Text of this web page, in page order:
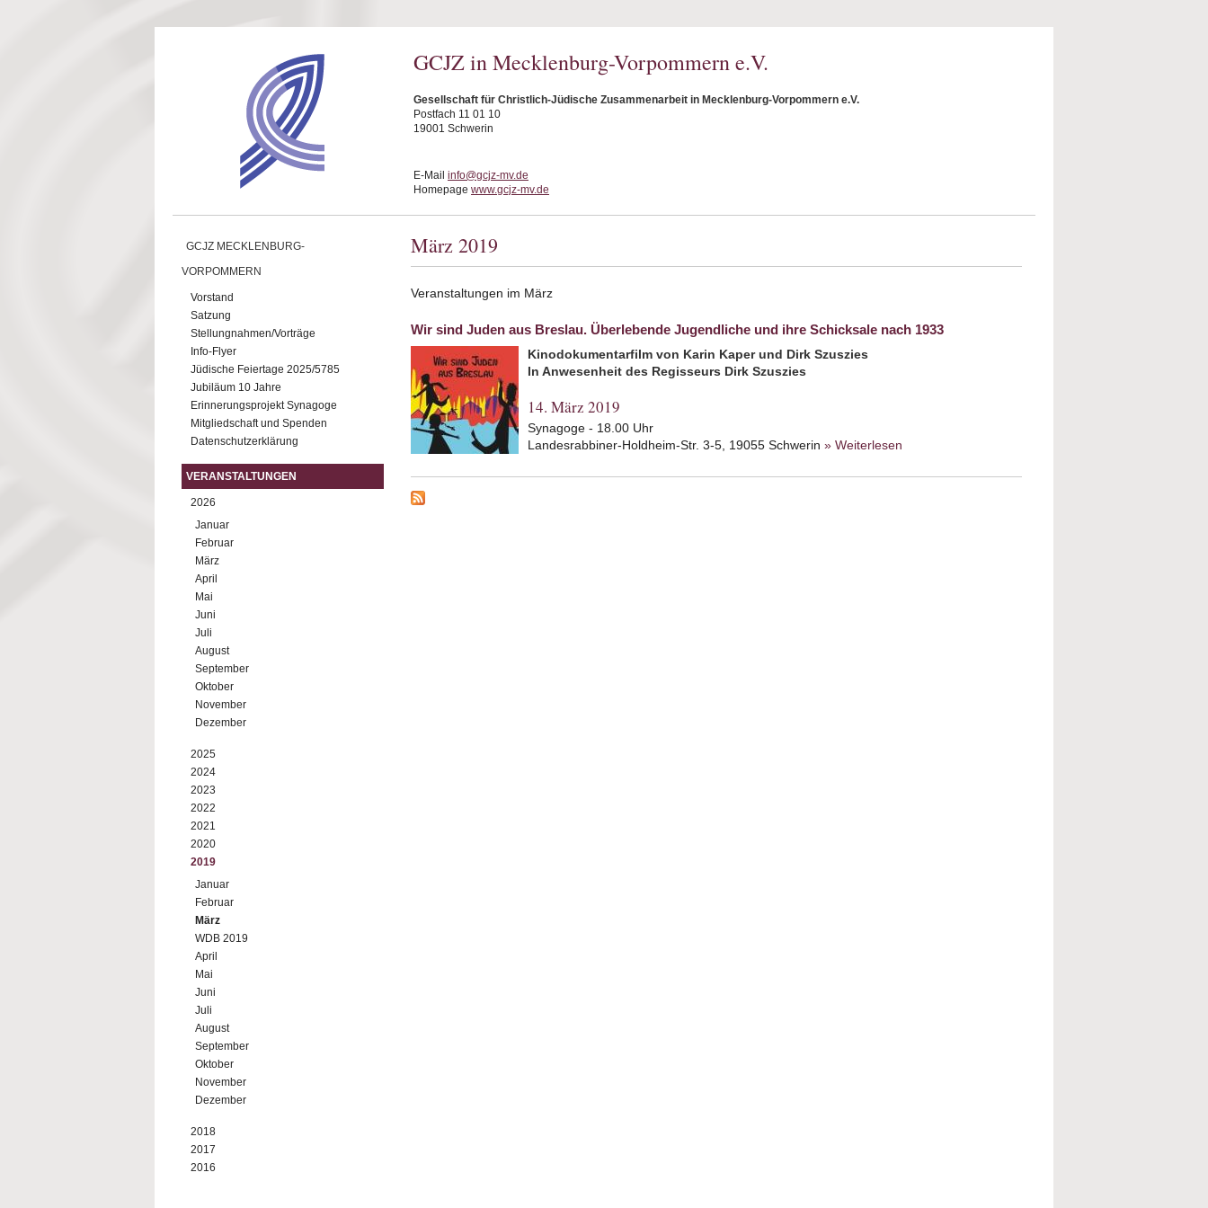
GCJZ in Mecklenburg-Vorpommern e.V.
Gesellschaft für Christlich-Jüdische Zusammenarbeit in Mecklenburg-Vorpommern e.V.
Postfach 11 01 10
19001 Schwerin
E-Mail info@gcjz-mv.de
Homepage www.gcjz-mv.de
GCJZ MECKLENBURG-
VORPOMMERN
Vorstand
Satzung
Stellungnahmen/Vorträge
Info-Flyer
Jüdische Feiertage 2025/5785
Jubiläum 10 Jahre
Erinnerungsprojekt Synagoge
Mitgliedschaft und Spenden
Datenschutzerklärung
VERANSTALTUNGEN
2026
Januar
Februar
März
April
Mai
Juni
Juli
August
September
Oktober
November
Dezember
2025
2024
2023
2022
2021
2020
2019
Januar
Februar
März
WDB 2019
April
Mai
Juni
Juli
August
September
Oktober
November
Dezember
2018
2017
2016
März 2019
Veranstaltungen im März
Wir sind Juden aus Breslau. Überlebende Jugendliche und ihre Schicksale nach 1933
Kinodokumentarfilm von Karin Kaper und Dirk Szuszies
In Anwesenheit des Regisseurs Dirk Szuszies
14. März 2019
Synagoge - 18.00 Uhr
Landesrabbiner-Holdheim-Str. 3-5, 19055 Schwerin » Weiterlesen
Jugendliche und ihre